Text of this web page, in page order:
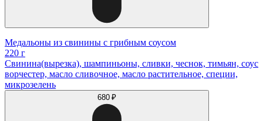
Медальоны из свинины с грибным соусом
220 г
Свинина(вырезка), шампиньоны, сливки, чеснок, тимьян, соус
ворчестер, масло сливочное, масло растительное, специи,
микрозелень
680 ₽